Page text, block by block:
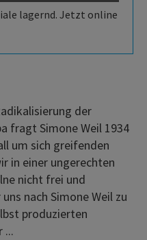
lagernd. Jetzt online
der
fragt Simone Weil 1934
um sich greifenden
in einer ungerechten
nicht frei und
nach Simone Weil zu
produzierten
...